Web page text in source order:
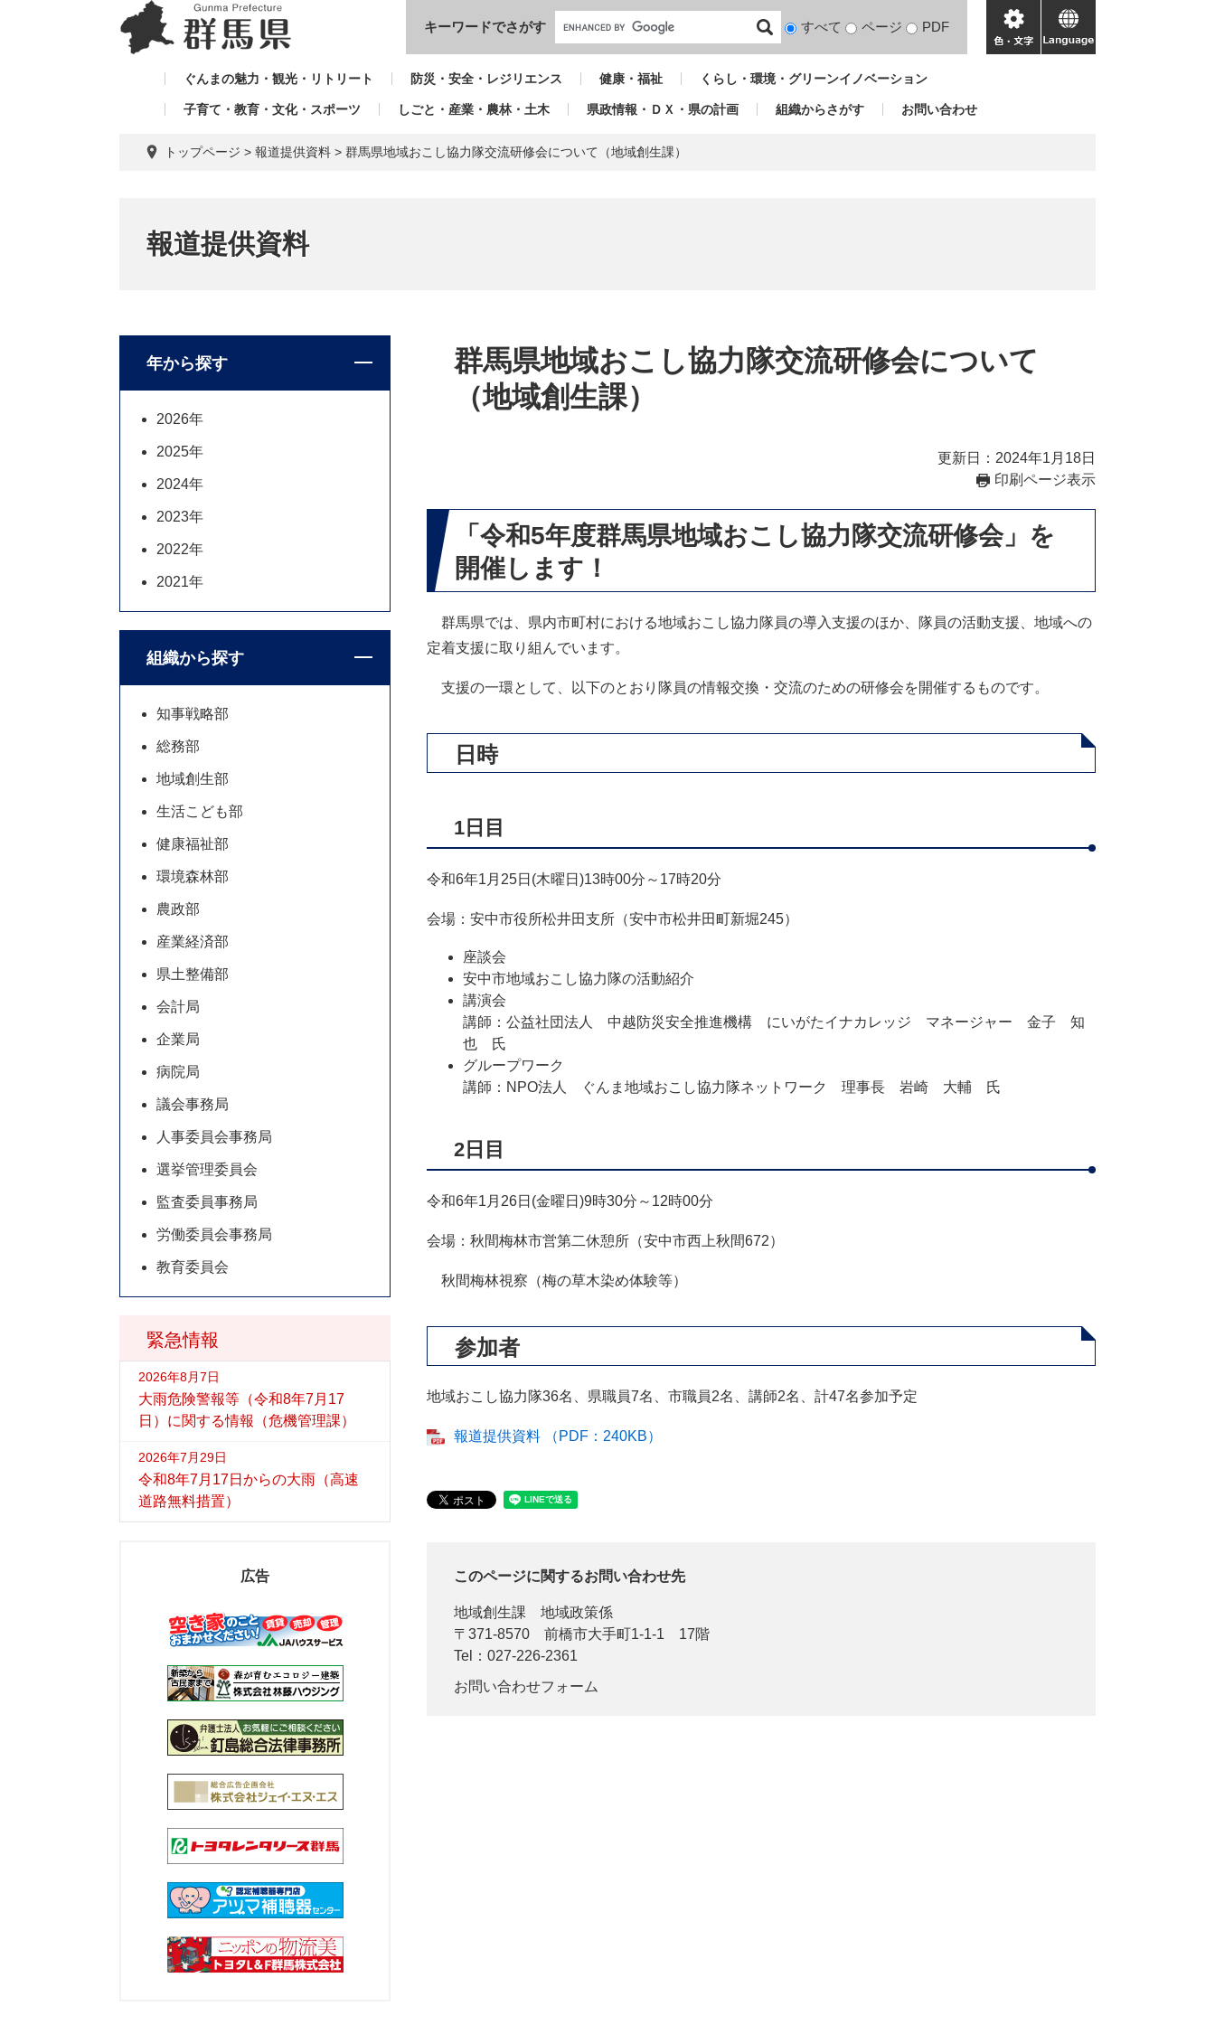
本文へ
キーワードでさがす
検
対
すべて ページ PDF
色・
文
language
ぐんまの魅力・観光・リトリート 防災・安全・レジリエンス 健康・福祉 くらし・環境・グリーンイノベーション
子育て・教育・文化・スポーツ しごと・産業・農林・土木 県政情報・ＤＸ・県の計画 組織からさがす お問い合わせ
トップページ > 報道提供資料 > 群馬県地域おこし協力隊交流研修会について（地域創生課）
報道提供資料
群馬県地域おこし協力隊交流研修会について
（地域創生課）
更新日：2024年1月18日
印刷ページ表示
「令和5年度群馬県地域おこし協力隊交流研修会」を
開催します！
群馬県では、県内市町村における地域おこし協力隊員の導入支援のほか、隊員の活動支援、地域への
定着支援に取り組んでいます。
支援の一環として、以下のとおり隊員の情報交換・交流のための研修会を開催するものです。
日時
1日目
令和6年1月25日(木曜日)13時00分～17時20分
会場：安中市役所松井田支所（安中市松井田町新堀245）
座談会
安中市地域おこし協力隊の活動紹介
講演会
​講師：公益社団法人 中越防災安全推進機構 にいがたイナカレッジ マネージャー 金子 知
也 氏
グループワーク
講師：NPO法人 ぐんま地域おこし協力隊ネットワーク 理事長 岩崎 大輔 氏
2日目
令和6年1月26日(金曜日)9時30分～12時00分
会場：秋間梅林市営第二休憩所（安中市西上秋間672）
秋間梅林視察（梅の草木染め体験等）
参加者
地域おこし協力隊36名、県職員7名、市職員2名、講師2名、計47名参加予定
報道提供資料 （PDF：240KB）
このページに関するお問い合わせ先
地域創生課
地域政策係
〒371-8570
前橋市大手町1-1-1 17階
Tel：027-226-2361
お問い合わせフォーム
緊急情報
2026年8月7日
大雨危険警報等（令和8年7月17
日）に関する情報（危機管理課）
2026年7月29日
令和8年7月17日からの大雨（高速
道路無料措置）
年から探す
2026年
2025年
2024年
2023年
2022年
2021年
組織から探す
知事戦略部
総務部
地域創生部
生活こども部
健康福祉部
環境森林部
農政部
産業経済部
県土整備部
会計局
企業局
病院局
議会事務局
人事委員会事務局
選挙管理委員会
監査委員事務局
労働委員会事務局
教育委員会
広告